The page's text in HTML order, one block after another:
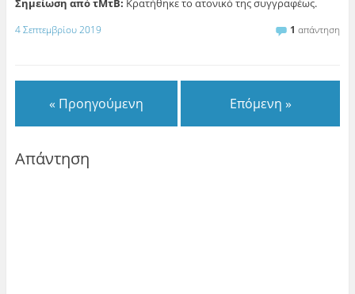
Σημείωση από τΜτΒ: Κρατήθηκε το ατονικό της συγγραφέως.
4 Σεπτεμβρίου 2019 1 απάντηση
« Προηγούμενη Επόμενη »
Απάντηση